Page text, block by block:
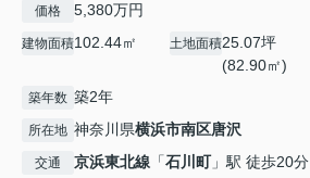
価格 5,380万円
建物面積102.44㎡ 土地面積25.07坪
(82.90㎡)
築年数 築2年
所在地 神奈川県横浜市南区唐沢
交通 京浜東北線 「石川町」駅 徒歩20分